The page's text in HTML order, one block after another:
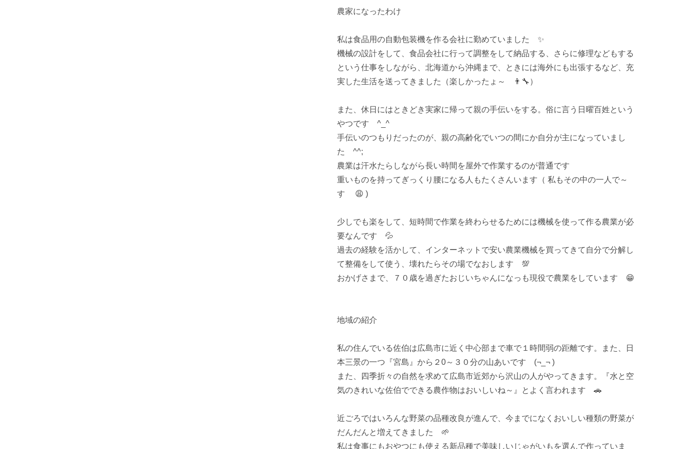
農家になったわけ
私は食品用の自動包装機を作る会社に勤めていました　✨
機械の設計をして、食品会社に行って調整をして納品する、さらに修理などもする
という仕事をしながら、北海道から沖縄まで、ときには海外にも出張するなど、充
実した生活を送ってきました（楽しかったょ～　👨‍🔧）
また、休日にはときどき実家に帰って親の手伝いをする。俗に言う日曜百姓という
やつです　^_^
手伝いのつもりだったのが、親の高齢化でいつの間にか自分が主になっていまし
た　^^;
農業は汗水たらしながら長い時間を屋外で作業するのが普通です
重いものを持ってぎっくり腰になる人もたくさんいます（ 私もその中の一人で～
す　 😩 )
少しでも楽をして、短時間で作業を終わらせるためには機械を使って作る農業が必
要なんです　💦
過去の経験を活かして、インターネットで安い農業機械を買ってきて自分で分解し
て整備をして使う、壊れたらその場でなおします　💯
おかげさまで、７０歳を過ぎたおじいちゃんになっも現役で農業をしています　😁
地域の紹介
私の住んでいる佐伯は広島市に近く中心部まで車で１時間弱の距離です。また、日
本三景の一つ『宮島』から２0～３０分の山あいです　(¬_¬ )
また、四季折々の自然を求めて広島市近郊から沢山の人がやってきます。『水と空
気のきれいな佐伯でできる農作物はおいしいね～』とよく言われます　🚗
近ごろではいろんな野菜の品種改良が進んで、今までになくおいしい種類の野菜が
だんだんと増えてきました　🌱
私は食事にもおやつにも使える新品種で美味しいじゃがいもを選んで作っていま